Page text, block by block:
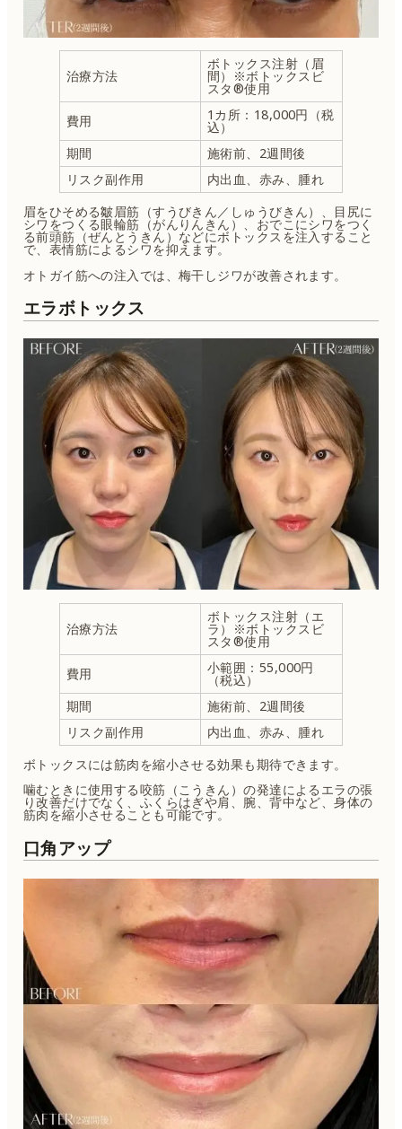
治療方法
ボトックス注射（眉
間）※ボトックスビ
スタ®使用
費用
1カ所：18,000円（税
込）
期間
施術前、2週間後
リスク副作用
内出血、赤み、腫れ
眉をひそめる皺眉筋（すうびきん／しゅうびきん）、目尻に
シワをつくる眼輪筋（がんりんきん）、おでこにシワをつく
る前頭筋（ぜんとうきん）などにボトックスを注入すること
で、表情筋によるシワを抑えます。
オトガイ筋への注入では、梅干しジワが改善されます。
エラボトックス
治療方法
ボトックス注射（エ
ラ）※ボトックスビ
スタ®使用
費用
小範囲：55,000円
（税込）
期間
施術前、2週間後
リスク副作用
内出血、赤み、腫れ
ボトックスには筋肉を縮小させる効果も期待できます。
噛むときに使用する咬筋（こうきん）の発達によるエラの張
り改善だけでなく、ふくらはぎや肩、腕、背中など、身体の
筋肉を縮小させることも可能です。
口角アップ